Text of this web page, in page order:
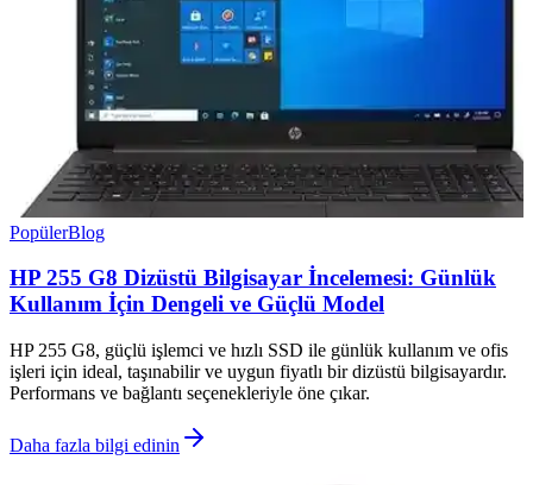
PopülerBlog
HP 255 G8 Dizüstü Bilgisayar İncelemesi: Günlük
Kullanım İçin Dengeli ve Güçlü Model
HP 255 G8, güçlü işlemci ve hızlı SSD ile günlük kullanım ve ofis
işleri için ideal, taşınabilir ve uygun fiyatlı bir dizüstü bilgisayardır.
Performans ve bağlantı seçenekleriyle öne çıkar.
Daha fazla bilgi edinin